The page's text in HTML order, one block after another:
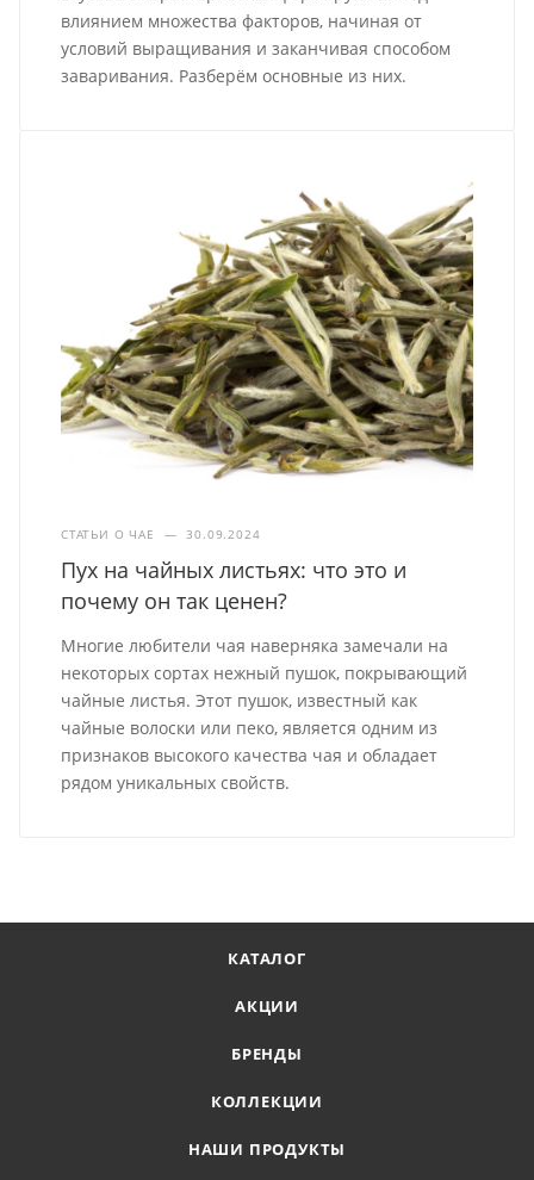
влиянием множества факторов, начиная от
условий выращивания и заканчивая способом
заваривания. Разберём основные из них.
СТАТЬИ О ЧАЕ — 30.09.2024
Пух на чайных листьях: что это и
почему он так ценен?
Многие любители чая наверняка замечали на
некоторых сортах нежный пушок, покрывающий
чайные листья. Этот пушок, известный как
чайные волоски или пеко, является одним из
признаков высокого качества чая и обладает
рядом уникальных свойств.
КАТАЛОГ
АКЦИИ
БРЕНДЫ
КОЛЛЕКЦИИ
НАШИ ПРОДУКТЫ